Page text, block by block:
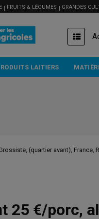
FRUITS & LÉGUMES GRANDES
USER
ACCOUNT
MENU
LAITIERS
(quartier avant), France, R
25 €/porc,